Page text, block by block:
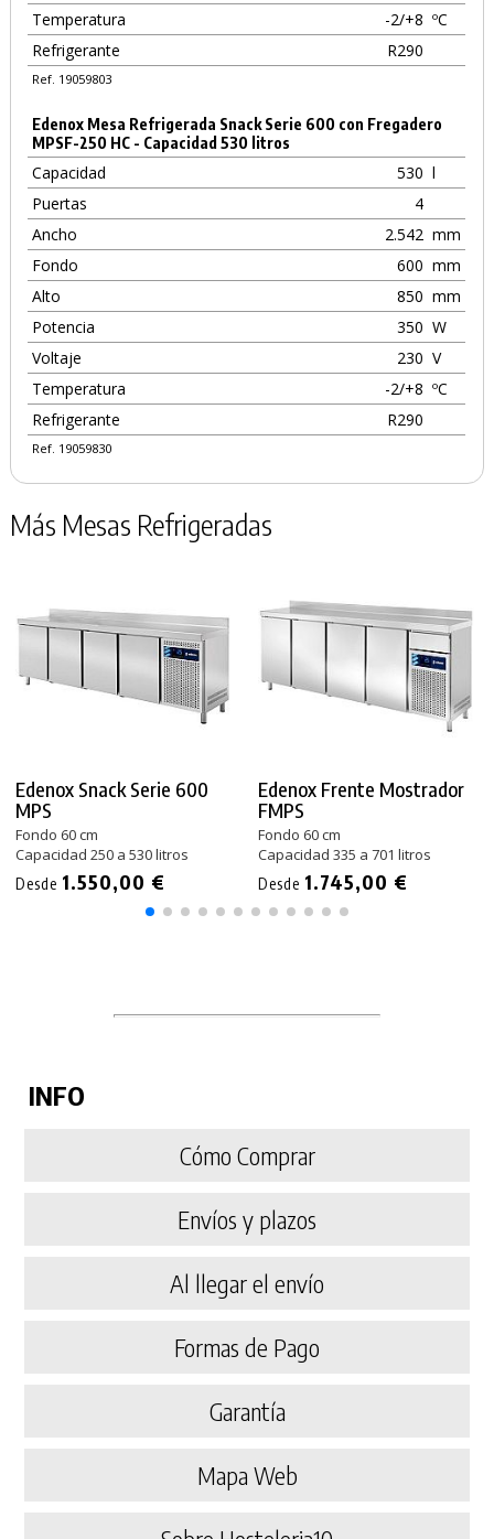
Temperatura
-2/+8 ºC
Refrigerante
R290
Ref. 19059803
Edenox Mesa Refrigerada Snack Serie 600 con Fregadero
MPSF-250 HC - Capacidad 530 litros
Capacidad 530 l
Puertas
4
Ancho
2.542 mm
Fondo
600 mm
Alto
850 mm
Potencia
350 W
Voltaje
230 V
Temperatura
-2/+8 ºC
Refrigerante
R290
Ref. 19059830
Más Mesas Refrigeradas
Edenox Snack Serie 600
MPS
Fondo 60 cm
Capacidad 250 a 530 litros
Desde 1.550,00 €
Edenox Frente Mostrador
FMPS
Fondo 60 cm
Capacidad 335 a 701 litros
Desde 1.745,00 €
INFO
Cómo Comprar
Envíos y plazos
Al llegar el envío
Formas de Pago
Garantía
Mapa Web